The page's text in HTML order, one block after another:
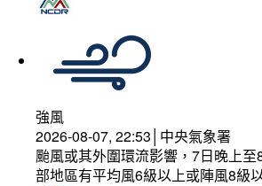
強風
2026-08-07, 22:53│中央氣象署
颱風或其外圍環流影響，7日晚上
部地區有平均風6級以上或陣風8級